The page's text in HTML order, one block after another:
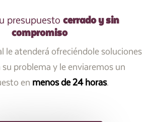
presupuesto cerrado y sin
compromiso
le atenderá ofreciéndole soluciones
problema y le enviaremos un
en menos de 24 horas.